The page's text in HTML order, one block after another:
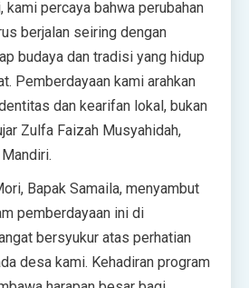
kami percaya bahwa perubahan
berjalan seiring dengan
budaya dan tradisi yang hidup
Pemberdayaan kami arahkan
dan kearifan lokal, bukan
Zulfa Faizah Musyahidah,
Bapak Samaila, menyambut
pemberdayaan ini di
bersyukur atas perhatian
desa kami. Kehadiran program